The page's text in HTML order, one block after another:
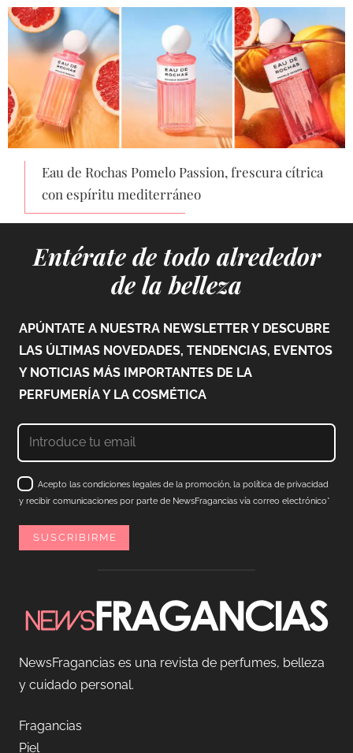
Eau de Rochas Pomelo Passion, frescura cítrica
con espíritu mediterráneo
Entérate de todo alrededor
de la belleza
APÚNTATE A NUESTRA NEWSLETTER Y DESCUBRE
LAS ÚLTIMAS NOVEDADES, TENDENCIAS, EVENTOS
Y NOTICIAS MÁS IMPORTANTES DE LA
PERFUMERÍA Y LA COSMÉTICA
Acepto las condiciones legales de la promoción, la política de privacidad
y recibir comunicaciones por parte de NewsFragancias vía correo electrónico*
NewsFragancias es una revista de perfumes, belleza
y cuidado personal.
Fragancias
Piel